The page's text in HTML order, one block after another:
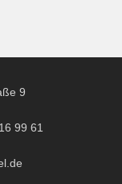
9
99 61